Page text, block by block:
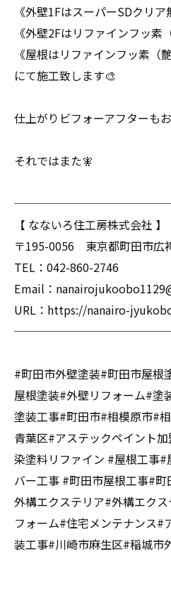
《外壁1FはスーパーSDクリア
《外壁2Fはリファインフッ素
《屋根はリファインフッ素（
にて施工致します🎨
仕上がりビフォーアフターも
それではまた🧚
【 なないろ住工房株式会社 】
〒195-0056 東京都町田市広
TEL：042-860-2746
Email：
URL：https://nanairo-
#町田市外壁塗装#町田市屋根
屋根塗装#外壁リフォーム#塗
塗装工事#町田市#相模原市#
青葉区#アステックペイント
染塗料リファイン #屋根工事
バー工事 #町田市屋根工事#
外構エクステリア#外構エク
フォーム#住宅メンテナンス#
装工事#川崎市麻生区#稲城市